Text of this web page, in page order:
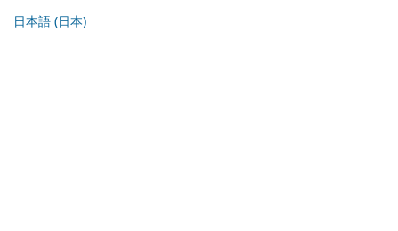
日本語 (日本)